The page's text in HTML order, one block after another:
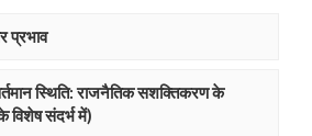
प्रभाव
स्थिति: राजनैतिक सशक्तिकरण के
विशेष संदर्भ में)